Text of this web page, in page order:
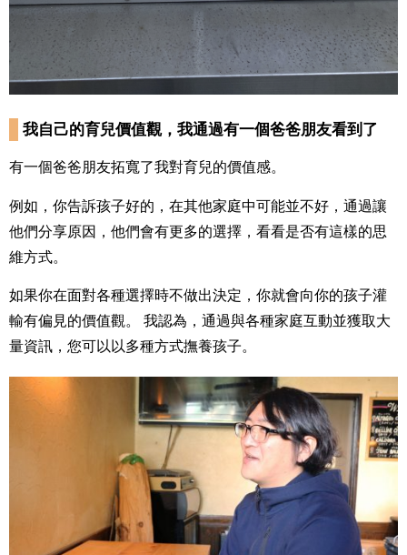
我自己的育兒價值觀，我通過有一個爸爸朋友看到了
有一個爸爸朋友拓寬了我對育兒的價值感。
例如，你告訴孩子好的，在其他家庭中可能並不好，通過讓
他們分享原因，他們會有更多的選擇，看看是否有這樣的思
維方式。
如果你在面對各種選擇時不做出決定，你就會向你的孩子灌
輸有偏見的價值觀。 我認為，通過與各種家庭互動並獲取大
量資訊，您可以以多種方式撫養孩子。